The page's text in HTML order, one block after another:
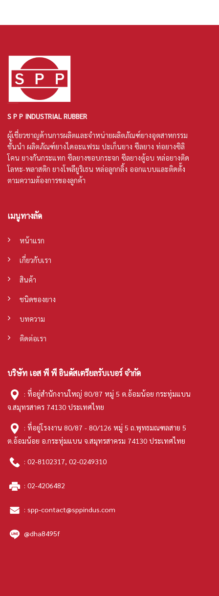
S P P INDUSTRIAL RUBBER
ผู้เชี่ยวชาญด้านการผลิตและจำหน่ายผลิตภัณฑ์ยางอุตสาหกรรม
ชั้นนำ ผลิตภัณฑ์ยางไดอะแฟรม ปะเก็นยาง ซีลยาง ท่อยางซิลิ
โคน ยางกันกระแทก ซีลยางขอบกระจก ซีลยางตู้อบ หล่อยางติด
โลหะ-พลาสติก ยางโพลียูริเธน หล่อลูกกลิ้ง ออกแบบและติดตั้ง
ตามความต้องการของลูกค้า
เมนูทางลัด
หน้าแรก
เกี่ยวกับเรา
สินค้า
ชนิดของยาง
บทความ
ติดต่อเรา
บริษัท เอส พี พี อินดัสเตรียลรับเบอร์ จำกัด
: ที่อยู่สำนักงานใหญ่ 80/87 หมู่ 5 ต.อ้อมน้อย กระทุ่มแบน
จ.สมุทรสาคร 74130 ประเทศไทย
: ที่อยู่โรงงาน 80/87 - 80/126 หมู่ 5 ถ.พุทธมณฑลสาย 5
ต.อ้อมน้อย อ.กระทุ่มแบน จ.สมุทรสาครม 74130 ประเทศไทย
: 02-8102317, 02-0249310
: 02-4206482
: spp-contact@sppindus.com
@dha8495f